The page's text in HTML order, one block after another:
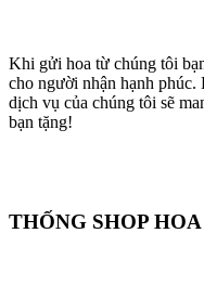
Khi gửi hoa từ chúng tôi
cho người nhận hạnh
dịch vụ của chúng tôi sẽ
bạn tặng!
THỐNG SHOP